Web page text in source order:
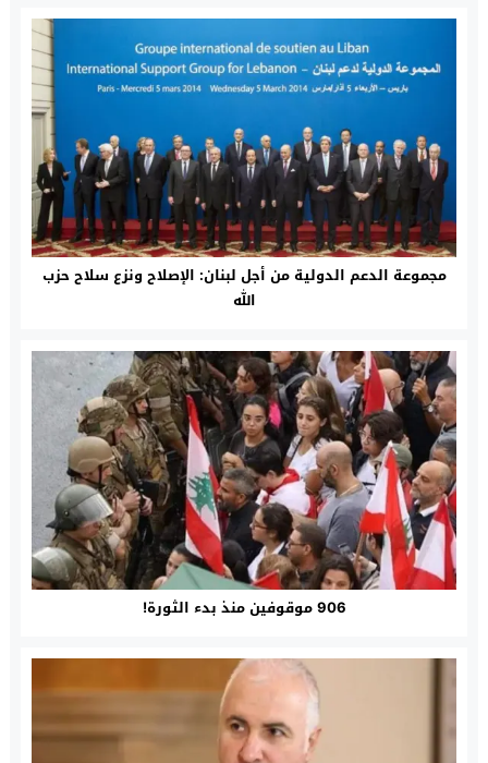
مجموعة الدعم الدولية من أجل لبنان: الإصلاح ونزع سلاح حزب
الله
906 موقوفين منذ بدء الثورة!